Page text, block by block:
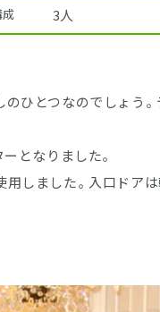
3人
ひとつなのでしょう
となりました。
しました。入口ドアは